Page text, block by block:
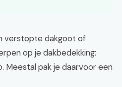
verstopte dakgoot of
op je dakbedekking:
Meestal pak je daarvoor een